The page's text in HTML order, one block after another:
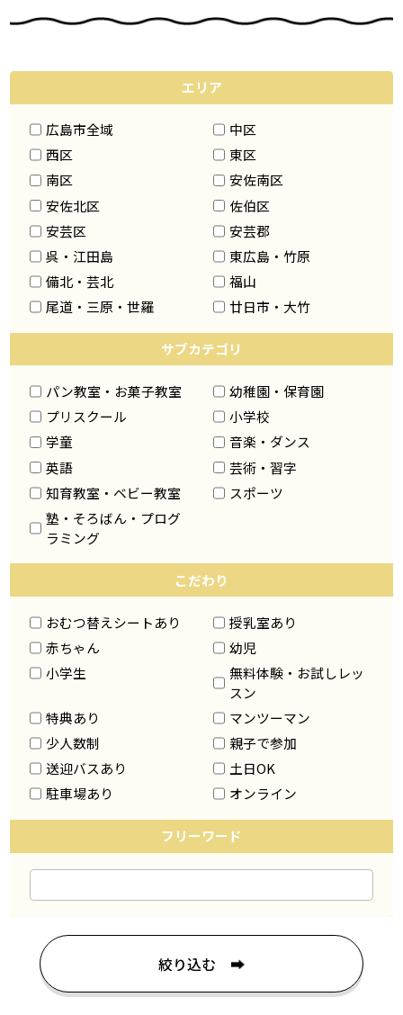
エリア
広島市全域
中区
西区
東区
南区
安佐南区
安佐北区
佐伯区
安芸区
安芸郡
呉・江田島
東広島・竹原
備北・芸北
福山
尾道・三原・世羅
廿日市・大竹
サブカテゴリ
パン教室・お菓子教室
幼稚園・保育園
プリスクール
小学校
学童
音楽・ダンス
英語
芸術・習字
知育教室・ベビー教室
スポーツ
塾・そろばん・プログ
ラミング
こだわり
おむつ替えシートあり
授乳室あり
赤ちゃん
幼児
小学生
無料体験・お試しレッ
スン
特典あり
マンツーマン
少人数制
親子で参加
送迎バスあり
土日OK
駐車場あり
オンライン
フリーワード
絞り込む